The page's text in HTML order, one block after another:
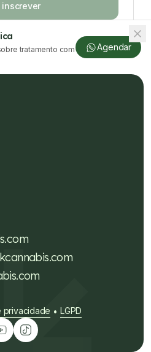
inscrever
tratamento com
Agendar
privacidade • LGPD